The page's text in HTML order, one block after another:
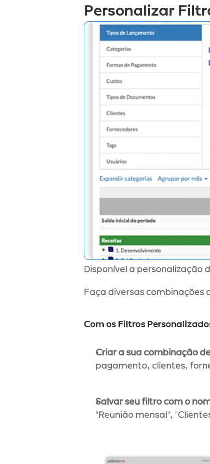
Personalizar
Disponível a personalização
Faça diversas combinações
Com os Filtros
Criar a sua combinação
pagamento, clientes,
Salvar seu filtro com o
"Reunião mensal",